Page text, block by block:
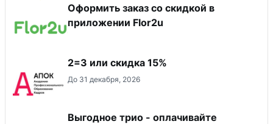
Оформить заказ со скидкой в
приложении Flor2u
2=3 или скидка 15%
До 31 декабря, 2026
Выгодное трио - оплачивайте